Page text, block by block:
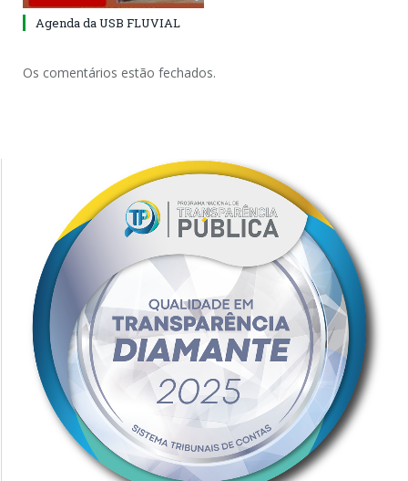
Agenda da USB FLUVIAL
Os comentários estão fechados.